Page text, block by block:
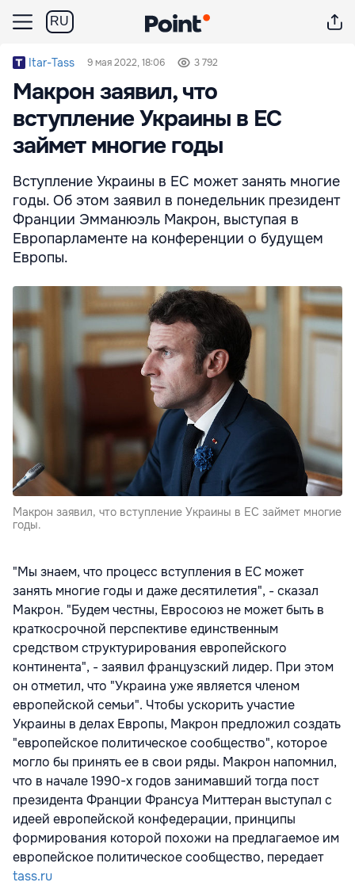
RU
Itar-Tass 9 мая 2022, 18:06 3 792
Макрон заявил, что
вступление Украины в ЕС
займет многие годы
Вступление Украины в ЕС может занять многие
годы. Об этом заявил в понедельник президент
Франции Эмманюэль Макрон, выступая в
Европарламенте на конференции о будущем
Европы.
Макрон заявил, что вступление Украины в ЕС займет многие
годы.
"Мы знаем, что процесс вступления в ЕС может
занять многие годы и даже десятилетия", - сказал
Макрон. "Будем честны, Евросоюз не может быть в
краткосрочной перспективе единственным
средством структурирования европейского
континента", - заявил французский лидер. При этом
он отметил, что "Украина уже является членом
европейской семьи". Чтобы ускорить участие
Украины в делах Европы, Макрон предложил создать
"европейское политическое сообщество", которое
могло бы принять ее в свои ряды. Макрон напомнил,
что в начале 1990-х годов занимавший тогда пост
президента Франции Франсуа Миттеран выступал с
идеей европейской конфедерации, принципы
формирования которой похожи на предлагаемое им
европейское политическое сообщество, передает
tass.ru